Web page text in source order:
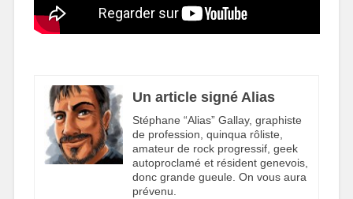
Un article signé Alias
Stéphane “Alias” Gallay, graphiste
de profession, quinqua rôliste,
amateur de rock progressif, geek
autoproclamé et résident genevois,
donc grande gueule. On vous aura
prévenu.